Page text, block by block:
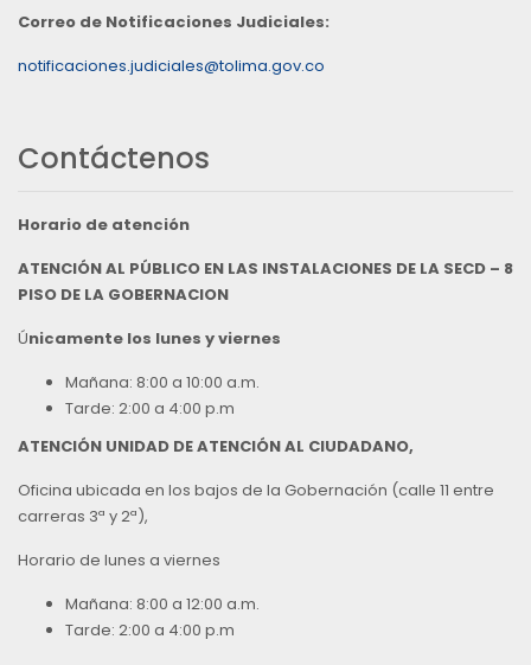
Correo de Notificaciones Judiciales:
notificaciones.judiciales@tolima.gov.co
Contáctenos
Horario de atención
ATENCIÓN AL PÚBLICO EN LAS INSTALACIONES DE LA SECD – 8
PISO DE LA GOBERNACION
Únicamente los lunes y viernes
Mañana: 8:00 a 10:00 a.m.
Tarde: 2:00 a 4:00 p.m
ATENCIÓN UNIDAD DE ATENCIÓN AL CIUDADANO,
Oficina ubicada en los bajos de la Gobernación (calle 11 entre
carreras 3ª y 2ª),
Horario de lunes a viernes
Mañana: 8:00 a 12:00 a.m.
Tarde: 2:00 a 4:00 p.m